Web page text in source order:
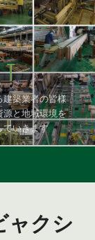
建築業者の皆様
源と地域環境を
ていきます
ャクシ